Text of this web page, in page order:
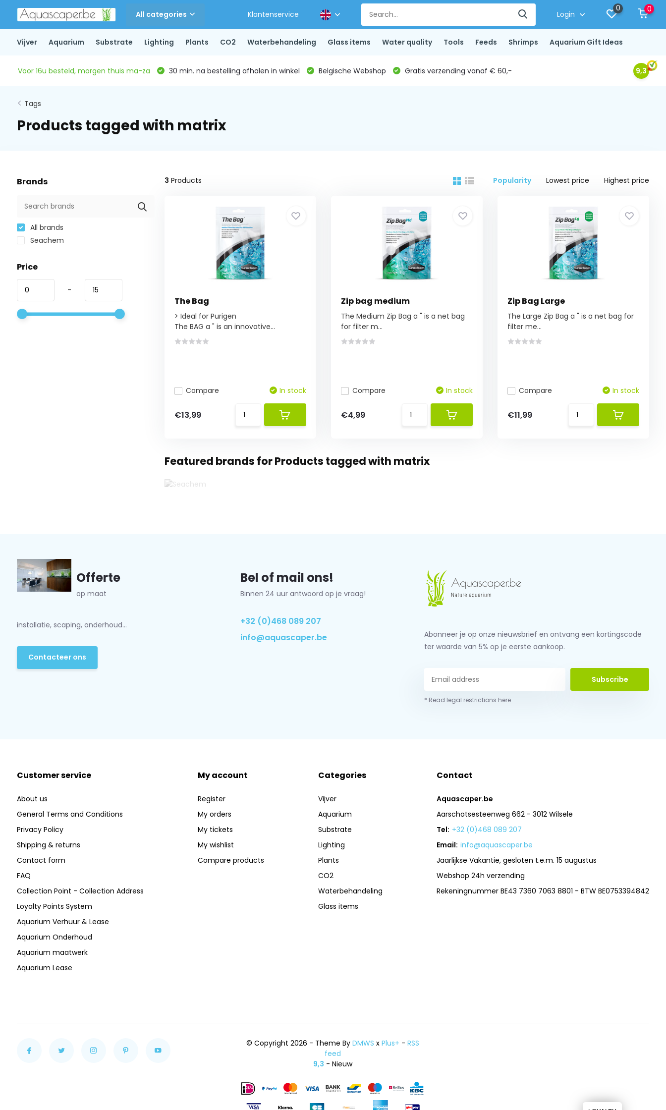
All categories Klantenservice Login
0 0
Vijver Aquarium Substrate Lighting Plants CO2 Waterbehandeling Glass items Water quality Tools Feeds Shrimps Aquarium Gift Ideas
Voor 16u besteld, morgen thuis ma-za 30 min. na bestelling afhalen in winkel Belgische Webshop Gratis verzending vanaf € 60,- 9,3
Tags
Products tagged with matrix
Brands
All brands
Seachem
Price
-
3 Products Popularity Lowest price Highest price
The Bag
> Ideal for Purigen
The BAG a " is an innovative...
Compare In stock
€13,99
Zip bag medium
The Medium Zip Bag a " is a net bag
for filter m...
Compare In stock
€4,99
Zip Bag Large
The Large Zip Bag a " is a net bag for
filter me...
Compare In stock
€11,99
Featured brands for Products tagged with matrix
Offerte
op maat
installatie, scaping, onderhoud...
Contacteer ons
Bel of mail ons!
Binnen 24 uur antwoord op je vraag!
+32 (0)468 089 207
info@aquascaper.be
Abonneer je op onze nieuwsbrief en ontvang een kortingscode
ter waarde van 5% op je eerste aankoop.
Subscribe
* Read legal restrictions here
Customer service
About us
General Terms and Conditions
Privacy Policy
Shipping & returns
Contact form
FAQ
Collection Point - Collection Address
Loyalty Points System
Aquarium Verhuur & Lease
Aquarium Onderhoud
Aquarium maatwerk
Aquarium Lease
My account
Register
My orders
My tickets
My wishlist
Compare products
Categories
Vijver
Aquarium
Substrate
Lighting
Plants
CO2
Waterbehandeling
Glass items
Contact
Aquascaper.be
Aarschotsesteenweg 662 - 3012 Wilsele
Tel: +32 (0)468 089 207
Email: info@aquascaper.be
Jaarlijkse Vakantie, gesloten t.e.m. 15 augustus
Webshop 24h verzending
Rekeningnummer BE43 7360 7063 8801 - BTW BE0753394842
© Copyright 2026 - Theme ByDMWS xPlus+ -RSS
feed
9,3 - Nieuw